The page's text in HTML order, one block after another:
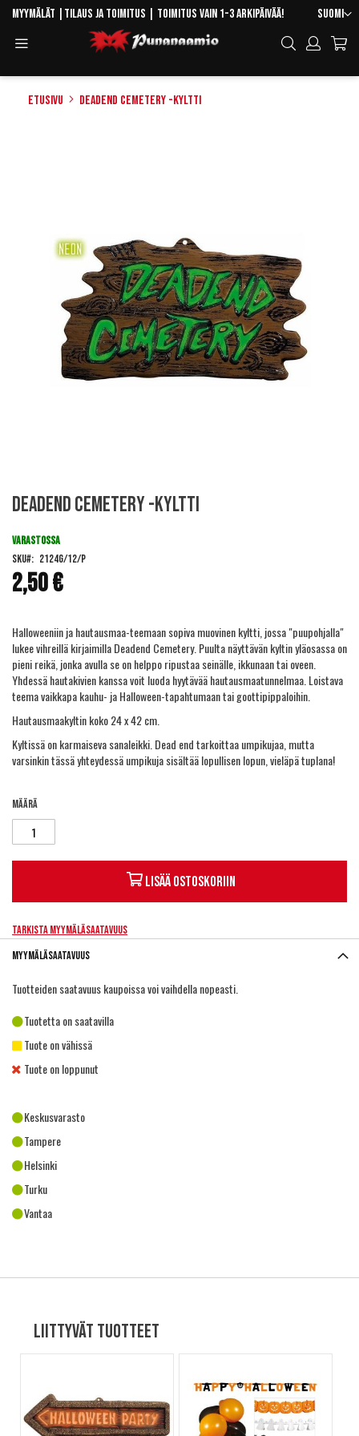
Skip
Content
Kieli
Suomi
Myymälät Tilaus ja toimitus | Toimitus vain 1-3 arkipäivää!
Hae
Etusivu Deadend cemetery -kyltti
to
beginning
the
images
gallery
Deadend cemetery -kyltti
2,50 €
VARASTOSSA
SKU
2124G/12/P
Halloweeniin ja hautausmaa-teemaan sopiva muovinen kyltti, jossa "puupohjalla"
lukee vihreillä kirjaimilla Deadend Cemetery. Puulta näyttävän kyltin yläosassa on
pieni reikä, jonka avulla se on helppo ripustaa seinälle, ikkunaan tai oveen.
Yhdessä hautakivien kanssa voit luoda hyytävää hautausmaatunnelmaa. Loistava
teema vaikkapa kauhu- ja Halloween-tapahtumaan tai goottipippaloihin.
Hautausmaakyltin koko 24 x 42 cm.
Kyltissä on karmaiseva sanaleikki. Dead end tarkoittaa umpikujaa, mutta
varsinkin tässä yhteydessä umpikuja sisältää lopullisen lopun, vieläpä tuplana!
Määrä
Lisää ostoskoriin
Tarkista myymäläsaatavuus
Myymäläsaatavuus
Tuotteiden saatavuus kaupoissa voi vaihdella nopeasti.
Tuotetta on saatavilla
Tuote on vähissä
Tuote on loppunut
Keskusvarasto
Tampere
Helsinki
Turku
Vantaa
Liittyvät tuotteet